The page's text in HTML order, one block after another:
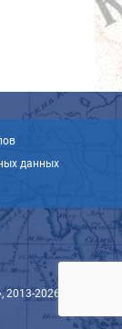
данных
2013-2026